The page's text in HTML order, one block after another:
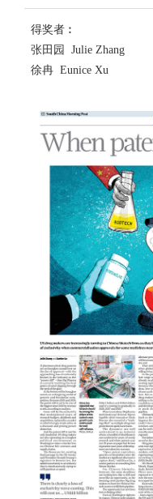
得奖者︰
张田园 Julie Zhang
徐冉 Eunice Xu